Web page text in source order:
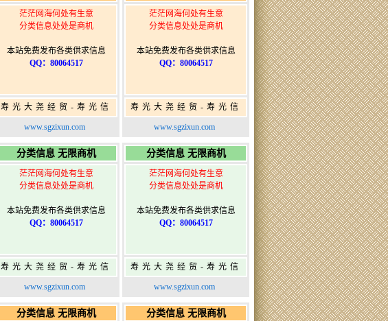
茫茫网海何处有生意
分类信息处处是商机
本站免费发布各类供求信息
QQ：80064517
寿光大尧经贸-寿光信
息网-免费信息发布网-
www.sgzixun.com
茫茫网海何处有生意
分类信息处处是商机
本站免费发布各类供求信息
QQ：80064517
寿光大尧经贸-寿光信
息网-免费信息发布网-
www.sgzixun.com
分类信息 无限商机
茫茫网海何处有生意
分类信息处处是商机
本站免费发布各类供求信息
QQ：80064517
寿光大尧经贸-寿光信
息网-免费信息发布网-
www.sgzixun.com
分类信息 无限商机
茫茫网海何处有生意
分类信息处处是商机
本站免费发布各类供求信息
QQ：80064517
寿光大尧经贸-寿光信
息网-免费信息发布网-
www.sgzixun.com
分类信息 无限商机 分类信息 无限商机